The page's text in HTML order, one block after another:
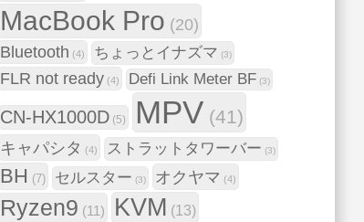
MacBook Pro (20)
Bluetooth (4) ちょっとイナズマ (3)
FLR not ready (4) Defi Link Meter BF (3)
CN-HX1000D (5) MPV (41)
キャパシタ (4) ストラットタワーバー (3)
BH (7) セルスター (3) オクヤマ (4)
Ryzen9 (11) KVM (13)